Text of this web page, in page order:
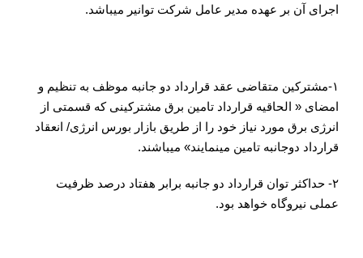
اجرای آن بر عهده مدیر عامل شرکت توانیر می­باشد.
۱-مشترکین متقاضی عقد قرارداد دو جانبه موظف به تنظیم و
امضای « الحاقیه قرارداد تامین برق مشترکینی که قسمتی از
انرژی برق مورد نیاز خود را از طریق بازار بورس انرژی/ انعقاد
قرارداد دوجانبه تامین می­نمایند» می­باشند.
۲- حداکثر توان قرارداد دو جانبه برابر هفتاد درصد ظرفیت
عملی نیروگاه خواهد بود.